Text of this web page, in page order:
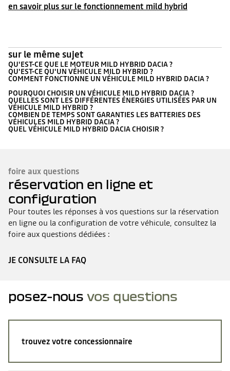
en savoir plus sur le fonctionnement mild hybrid
sur le même sujet
QU'EST-CE QUE LE MOTEUR MILD HYBRID DACIA ?
QU'EST-CE QU'UN VÉHICULE MILD HYBRID ?
COMMENT FONCTIONNE UN VÉHICULE MILD HYBRID DACIA ?
POURQUOI CHOISIR UN VÉHICULE MILD HYBRID DACIA ?
QUELLES SONT LES DIFFÉRENTES ÉNERGIES UTILISÉES PAR UN
VÉHICULE MILD HYBRID ?
COMBIEN DE TEMPS SONT GARANTIES LES BATTERIES DES
VÉHICULES MILD HYBRID DACIA ?
QUEL VÉHICULE MILD HYBRID DACIA CHOISIR ?
foire aux questions
réservation en ligne et
configuration
Pour toutes les réponses à vos questions sur la réservation
en ligne ou la configuration de votre véhicule, consultez la
foire aux questions dédiées :
JE CONSULTE LA FAQ
posez-nous vos questions
trouvez votre concessionnaire